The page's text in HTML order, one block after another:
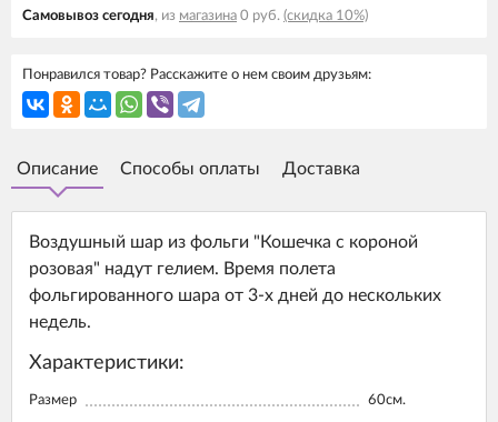
Самовывоз cегодня, из магазина 0 руб. (скидка 10%)
Понравился товар? Расскажите о нем своим друзьям:
Описание Способы оплаты Доставка
Воздушный шар из фольги "Кошечка с короной
розовая" надут гелием. Время полета
фольгированного шара от 3-х дней до нескольких
недель.
Характеристики:
Размер 60см.